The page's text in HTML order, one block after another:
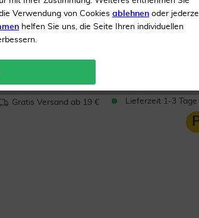
Diabetikerbedarf
Inhalt 100 Lanzetten
Gratis Versand ab 19 € Lieferzeit 1-3 Tage
Verwendung von Cookies ablehnen oder
helfen Sie uns, die Seite Ihren individuellen